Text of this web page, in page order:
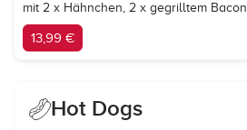
mit 2 x Hähnchen, 2 x gegrilltem Bacon
13,99 €
Hot Dogs